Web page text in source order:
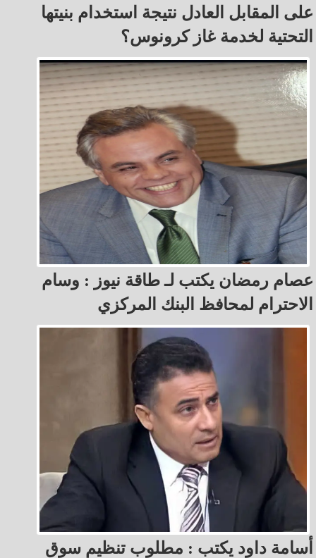
على المقابل العادل نتيجة استخدام بنيتها
التحتية لخدمة غاز كرونوس؟
عصام رمضان يكتب لـ طاقة نيوز : ‏وسام
الاحترام لمحافظ البنك المركزي
أسامة داود يكتب : مطلوب تنظيم سوق